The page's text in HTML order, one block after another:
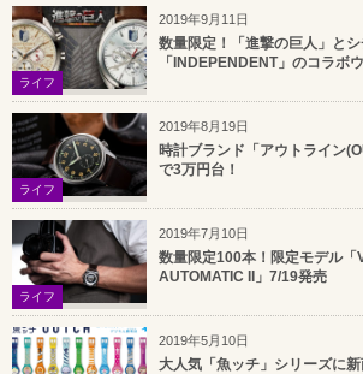
2019年9月11日
ライフ
数量限定！「進撃の巨人」と
「INDEPENDENT」のコラボ
2019年8月19日
ライフ
時計ブランド「アウトライン
で3万円台！
2019年7月10日
ライフ
数量限定100本！限定モデル「
AUTOMATIC II」7/19発売
2019年5月10日
大人気「魚ッチ」シリーズに